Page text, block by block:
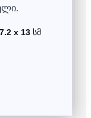
x 13 სმ